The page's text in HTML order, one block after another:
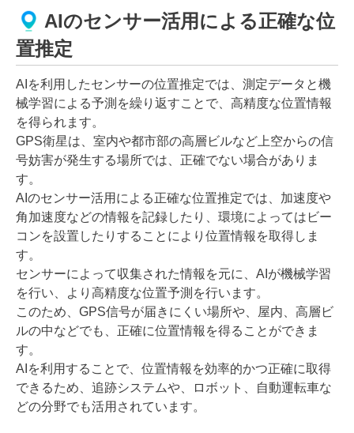
AIのセンサー活用による正確な位
置推定
AIを利用したセンサーの位置推定では、測定データと機
械学習による予測を繰り返すことで、高精度な位置情報
を得られます。
GPS衛星は、室内や都市部の高層ビルなど上空からの信
号妨害が発生する場所では、正確でない場合がありま
す。
AIのセンサー活用による正確な位置推定では、加速度や
角加速度などの情報を記録したり、環境によってはビー
コンを設置したりすることにより位置情報を取得しま
す。
センサーによって収集された情報を元に、AIが機械学習
を行い、より高精度な位置予測を行います。
このため、GPS信号が届きにくい場所や、屋内、高層ビ
ルの中などでも、正確に位置情報を得ることができま
す。
AIを利用することで、位置情報を効率的かつ正確に取得
できるため、追跡システムや、ロボット、自動運転車な
どの分野でも活用されています。